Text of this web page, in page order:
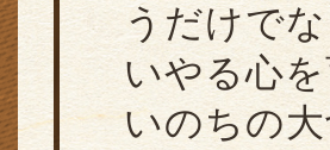
うだけで
いやる心
いのちの